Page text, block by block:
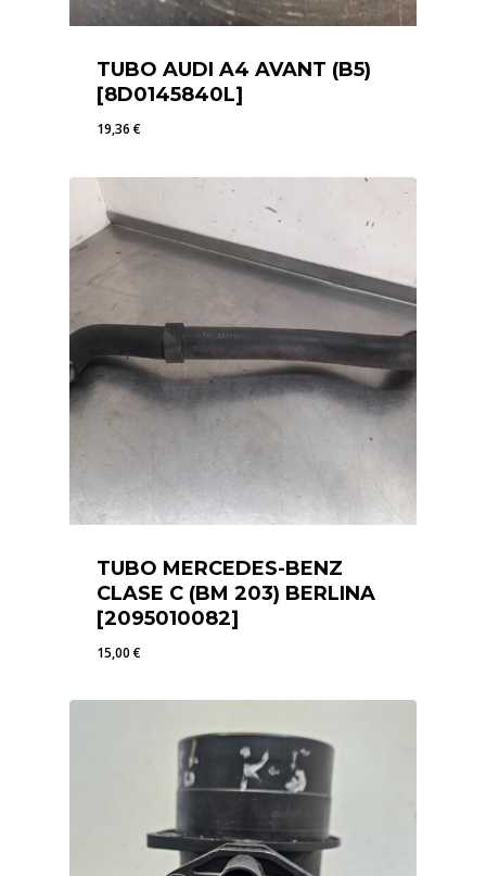
TUBO AUDI A4 AVANT (B5)
[8D0145840L]
19,36€
TUBO MERCEDES-BENZ
CLASE C (BM 203) BERLINA
[2095010082]
15,00€